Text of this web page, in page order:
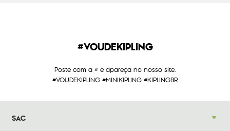
#VOUDEKIPLING
Poste com a # e apareça no nosso site.
#VOUDEKIPLING #MINIKIPLING #KIPLINGBR
SAC